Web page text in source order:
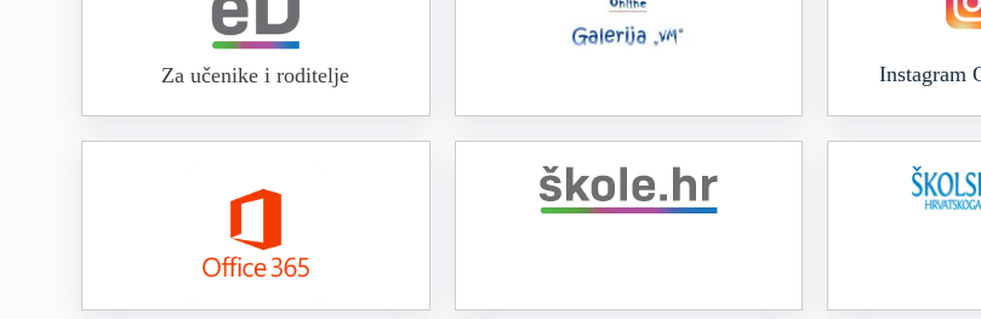
Za učenike i roditelje Instagram